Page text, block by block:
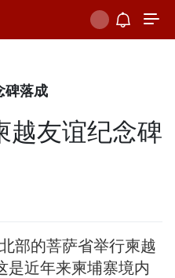
碑落成
越友谊纪念碑
部的菩萨省举行柬越
是近年来柬埔寨境内